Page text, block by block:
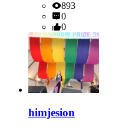
893
0
0
himjesion